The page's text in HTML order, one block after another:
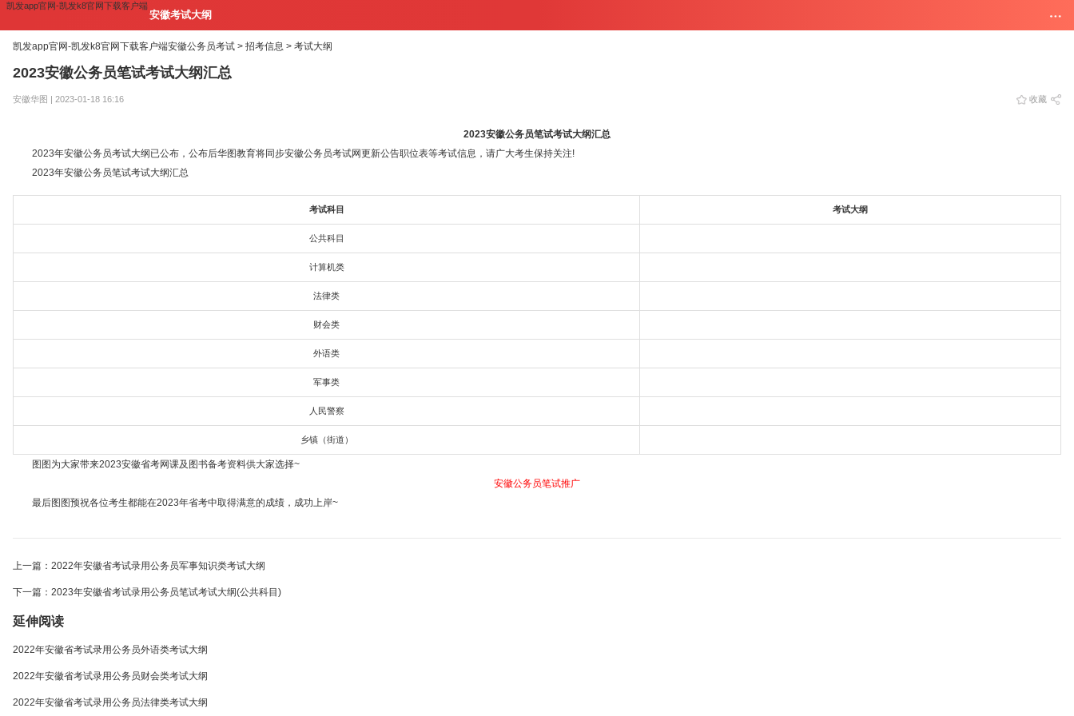
凯发app官网-凯发k8官网下载客户端
安徽考试大纲
凯发app官网-凯发k8官网下载客户端安徽公务员考试 > 招考信息 > 考试大纲
2023安徽公务员笔试考试大纲汇总
安徽华图 | 2023-01-18 16:16 收藏
2023安徽公务员笔试考试大纲汇总
2023年安徽公务员考试大纲已公布，公布后华图教育将同步安徽公务员考试网更新公告职位表等考试信息，请广大考生保持关注!
2023年安徽公务员笔试考试大纲汇总
考试科目 考试大纲
公共科目
计算机类
法律类
财会类
外语类
军事类
人民警察
乡镇（街道）
图图为大家带来2023安徽省考网课及图书备考资料供大家选择~
安徽公务员笔试推广
最后图图预祝各位考生都能在2023年省考中取得满意的成绩，成功上岸~
上一篇：2022年安徽省考试录用公务员军事知识类考试大纲
下一篇：2023年安徽省考试录用公务员笔试考试大纲(公共科目)
延伸阅读
2022年安徽省考试录用公务员外语类考试大纲
2022年安徽省考试录用公务员财会类考试大纲
2022年安徽省考试录用公务员法律类考试大纲